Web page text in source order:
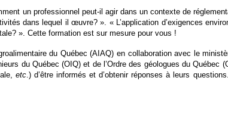
un professionnel peut-il agir dans un contexte de
dans lequel il œuvre? ». « L’application d’exigences
». Cette formation est sur mesure pour vous !
du Québec (AIAQ) en collaboration avec le
du Québec (OIQ) et de l’Ordre des géologues du
etc .) d’être informés et d’obtenir réponses à leurs